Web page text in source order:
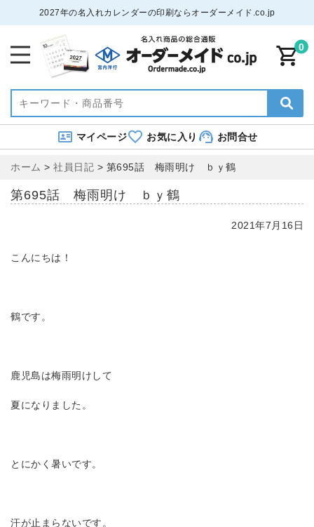
2027年の名入れカレンダーの印刷ならオーダーメイド.co.jp
0
マイページ お気に入り お問合せ
ホーム > 社員日記 > 第695話 梅雨明け ｂｙ鶴
第695話 梅雨明け ｂｙ鶴
2021年7月16日
こんにちは！
鶴です。
鹿児島は梅雨明けして
夏になりました。
とにかく暑いです。
汗が止まらないです。